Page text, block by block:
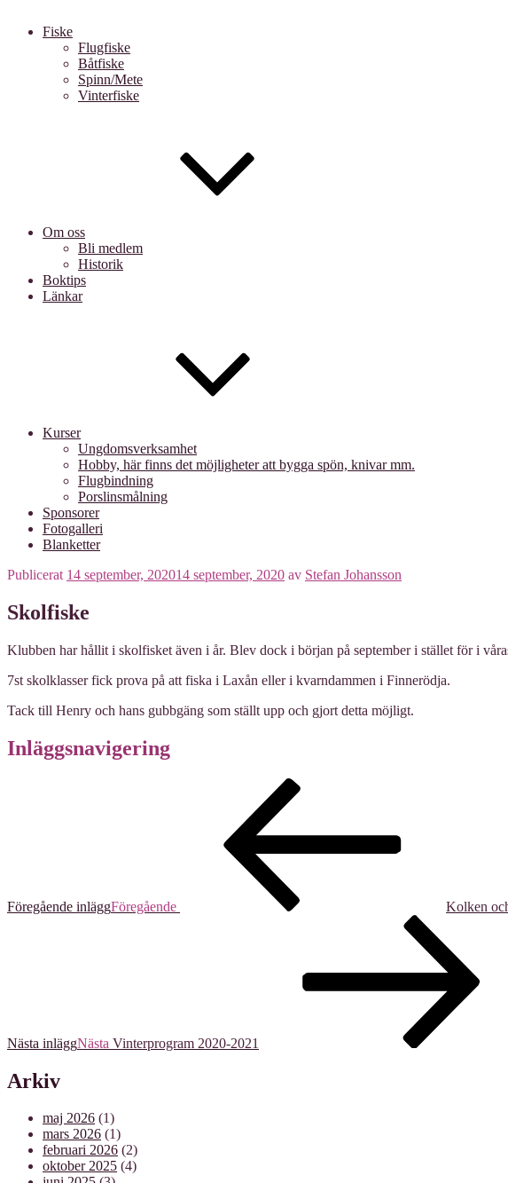
Fiske
Flugfiske
Båtfiske
Spinn/Mete
Vinterfiske
Om oss
Bli medlem
Historik
Boktips
Länkar
Kurser
Ungdomsverksamhet
Hobby, här finns det möjligheter att bygga spön, knivar mm.
Flugbindning
Porslinsmålning
Sponsorer
Fotogalleri
Blanketter
Publicerat 14 september, 202014 september, 2020 av Stefan Johansson
Skolfiske
Klubben har hållit i skolfisket även i år. Blev dock i början på september i stället för i
7st skolklasser fick prova på att fiska i Laxån eller i kvarndammen i Finnerödja.
Tack till Henry och hans gubbgäng som ställt upp och gjort detta möjligt.
Inläggsnavigering
Föregående inläggFöregående Kolken
Nästa inläggNästa Vinterprogram 2020-2021
Arkiv
maj 2026 (1)
mars 2026 (1)
februari 2026 (2)
oktober 2025 (4)